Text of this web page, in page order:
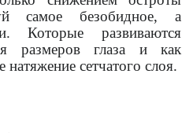
самое безобидное, а
Которые развиваются
размеров глаза и как
натяжение сетчатого слоя.